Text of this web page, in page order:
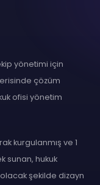
yönetimi için
çözüm
ofisi yönetim
kurgulanmış ve 1
sunan, hukuk
olacak şekilde dizayn